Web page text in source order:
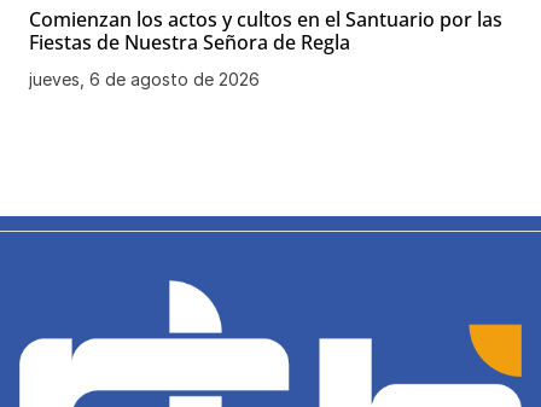
Comienzan los actos y cultos en el Santuario por las
Fiestas de Nuestra Señora de Regla
jueves, 6 de agosto de 2026